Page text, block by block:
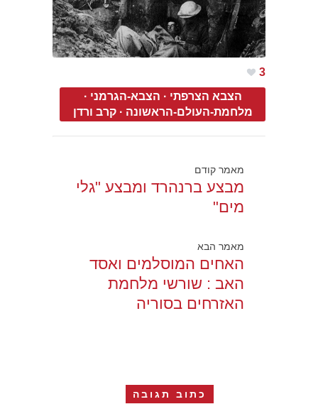
3
הצבא הצרפתי · הצבא-הגרמני ·
מלחמת-העולם-הראשונה ·קרב ורדן
מאמר קודם
מבצע ברנהרד ומבצע "גלי
מים"
מאמר הבא
האחים המוסלמים ואסד
האב : שורשי מלחמת
האזרחים בסוריה
כתוב תגובה